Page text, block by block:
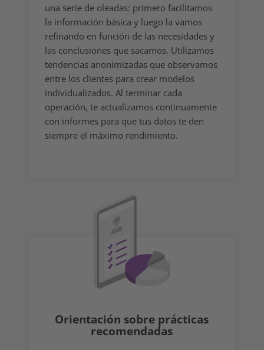
una serie de oleadas: primero facilitamos
la información básica y luego la vamos
refinando en función de las necesidades y
las conclusiones que sacamos. Utilizamos
tendencias anonimizadas que observamos
entre los clientes para crear modelos
individualizados. Al terminar cada
operación, te actualizamos continuamente
con informes para que tus datos te den
siempre el máximo rendimiento.
Orientación sobre prácticas
recomendadas